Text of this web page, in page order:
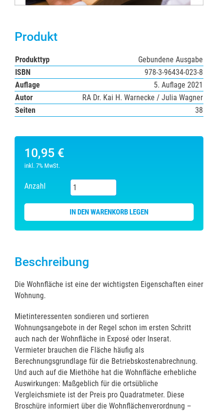
Produkt
Produkttyp
Gebundene Ausgabe
ISBN
978-3-96434-023-8
Auflage
5. Auflage 2021
Autor
RA Dr. Kai H. Warnecke / Julia Wagner
Seiten
38
10,95 €
inkl. 7% MwSt.
Anzahl
Beschreibung
Die Wohnfläche ist eine der wichtigsten Eigenschaften einer
Wohnung.
Mietinteressenten sondieren und sortieren
Wohnungsangebote in der Regel schon im ersten Schritt
auch nach der Wohnfläche in Exposé oder Inserat.
Vermieter brauchen die Fläche häufig als
Berechnungsgrundlage für die Betriebskostenabrechnung.
Und auch auf die Miethöhe hat die Wohnfläche erhebliche
Auswirkungen: Maßgeblich für die ortsübliche
Vergleichsmiete ist der Preis pro Quadratmeter. Diese
Broschüre informiert über die Wohnflächenverordnung –